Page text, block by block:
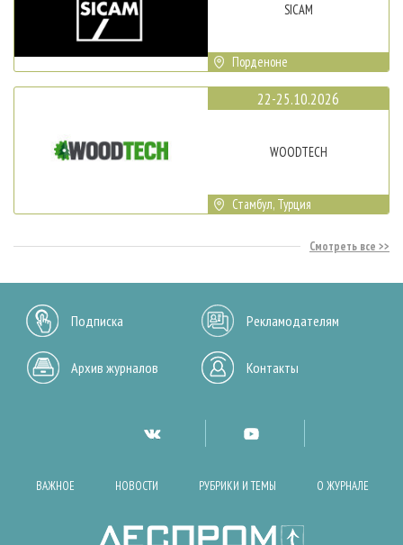
SICAM
Порденоне
22-25.10.2026
WOODTECH
Стамбул, Турция
Смотреть все
Подписка Рекламодателям
Архив журналов Контакты
ВАЖНОЕ НОВОСТИ РУБРИКИ И ТЕМЫ О ЖУРНАЛЕ